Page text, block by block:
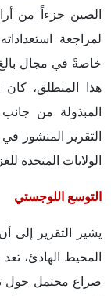
الصين جزءاً من
لمراجعة
خاصةً في مجال
هذا المنطلق، كان
المبذولة من
الولايات المتحدة
التوسع اللوجستي
يشير التقرير إلى
المحيط الهادئ،
صراع محتمل حول